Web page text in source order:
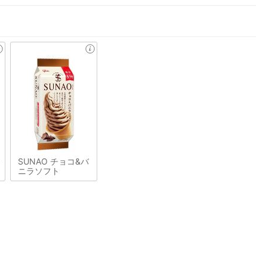
SUNAO チョコ&バ
ニラソフト